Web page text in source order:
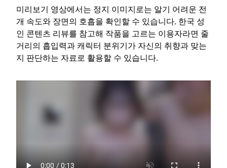
미리보기 영상에서는 정지 이미지로는 알기 어려운 전
개 속도와 장면의 호흡을 확인할 수 있습니다. 한국 성
인 콘텐츠 리뷰를 참고해 작품을 고르는 이용자라면 줄
거리의 흡입력과 캐릭터 분위기가 자신의 취향과 맞는
지 판단하는 자료로 활용할 수 있습니다.